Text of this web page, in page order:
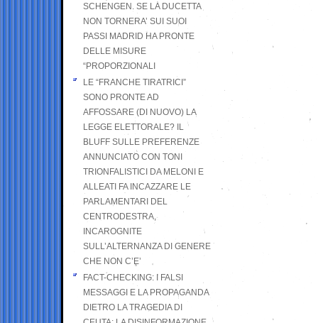
SCHENGEN. SE LA DUCETTA
NON TORNERA’ SUI SUOI
PASSI MADRID HA PRONTE
DELLE MISURE
“PROPORZIONALI
LE “FRANCHE TIRATRICI”
SONO PRONTE AD
AFFOSSARE (DI NUOVO) LA
LEGGE ELETTORALE? IL
BLUFF SULLE PREFERENZE
ANNUNCIATO CON TONI
TRIONFALISTICI DA MELONI E
ALLEATI FA INCAZZARE LE
PARLAMENTARI DEL
CENTRODESTRA,
INCAROGNITE
SULL’ALTERNANZA DI GENERE
CHE NON C’E’
FACT-CHECKING: I FALSI
MESSAGGI E LA PROPAGANDA
DIETRO LA TRAGEDIA DI